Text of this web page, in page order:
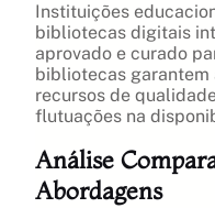
Instituições
bibliotecas digitais
aprovado e curado
bibliotecas garantem
recursos de
flutuações na
Análise
Abordagens